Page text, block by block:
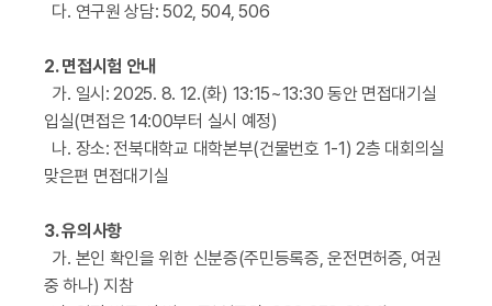
다. 연구원 상담: 502, 504, 506
2.면접시험 안내
가. 일시 : 2025. 8. 12.(화) 13:15~13:30 동안 면접대기실
입실(면접은 14:00부터 실시 예정)
나. 장소: 전북대학교 대학본부(건물번호 1-1) 2층 대회의실
맞은편 면접대기실
3.유의사항
가. 본인 확인을 위한 신분증(주민등록증,운전면허증, 여권
중 하나)지참